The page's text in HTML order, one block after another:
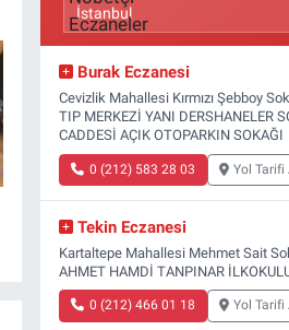
Burak Eczanesi
Cevizlik Mahallesi Kırmızı Şebboy
TIP MERKEZİ YANI DERSHANELER
CADDESİ AÇIK OTOPARKIN SOKAĞI
0 (212) 583 28 03 Yol Tarifi
Tekin Eczanesi
Kartaltepe Mahallesi Mehmet Sait
AHMET HAMDİ TANPINAR
0 (212) 466 01 18 Yol Tarifi